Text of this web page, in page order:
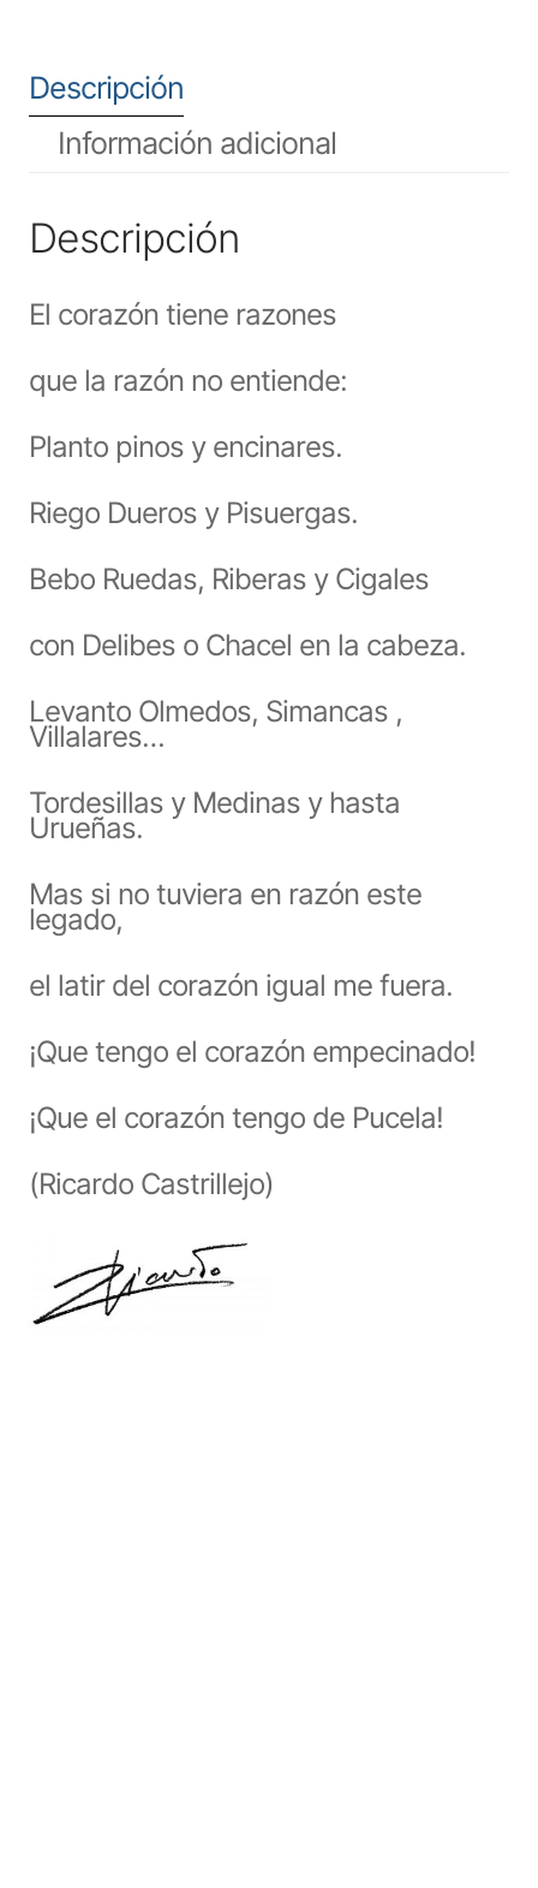
Descripción
Información adicional
Descripción
El corazón tiene razones
que la razón no entiende:
Planto pinos y encinares.
Riego Dueros y Pisuergas.
Bebo Ruedas, Riberas y Cigales
con Delibes o Chacel en la cabeza.
Levanto Olmedos, Simancas ,
Villalares…
Tordesillas y Medinas y hasta
Urueñas.
Mas si no tuviera en razón este
legado,
el latir del corazón igual me fuera.
¡Que tengo el corazón empecinado!
¡Que el corazón tengo de Pucela!
(Ricardo Castrillejo)